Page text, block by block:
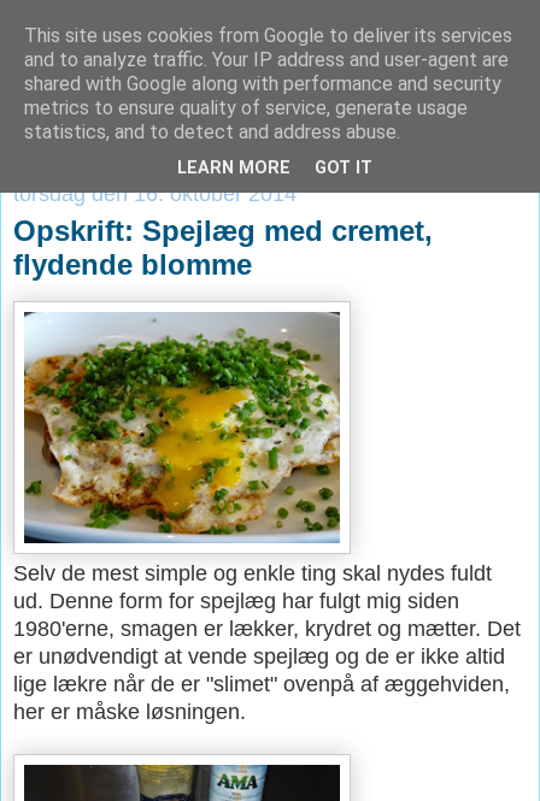
Verden ifølge Krog
torsdag den 16. oktober 2014
Opskrift: Spejlæg med cremet,
flydende blomme
Selv de mest simple og enkle ting skal nydes fuldt
ud. Denne form for spejlæg har fulgt mig siden
1980'erne, smagen er lækker, krydret og mætter. Det
er unødvendigt at vende spejlæg og de er ikke altid
lige lækre når de er "slimet" ovenpå af æggehviden,
her er måske løsningen.
This site uses cookies from Google to deliver its services
and to analyze traffic. Your IP address and user-agent are
shared with Google along with performance and security
metrics to ensure quality of service, generate usage
statistics, and to detect and address abuse.
LEARN MORE GOT IT